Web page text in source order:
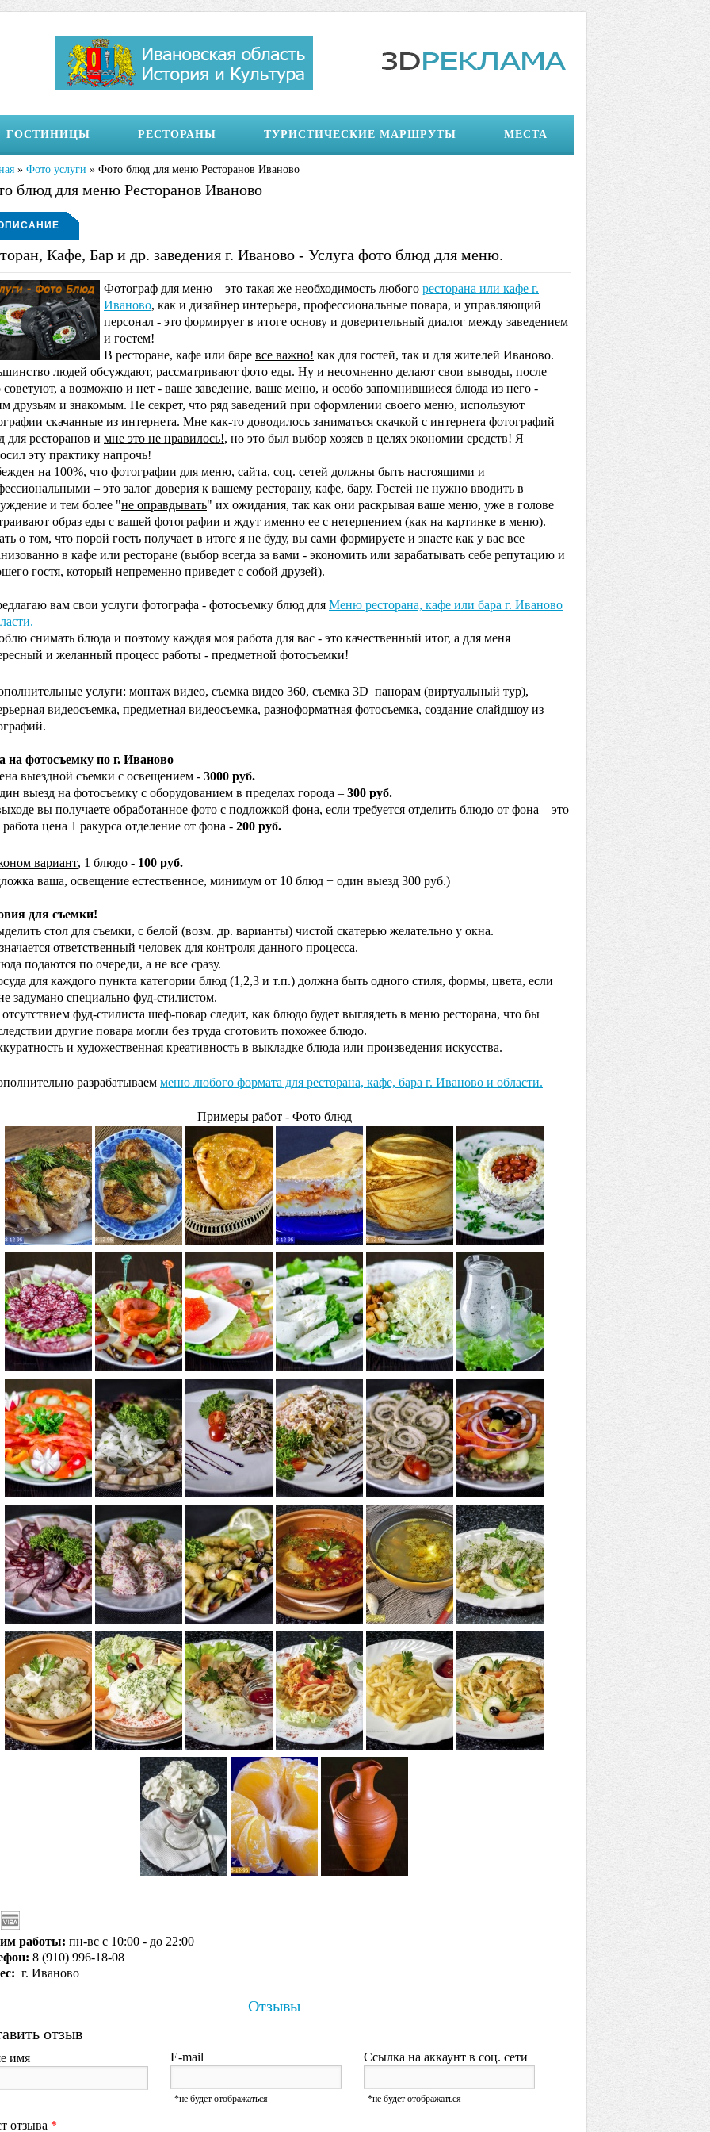
ГОСТИНИЦЫ РЕСТОРАНЫ ТУРИСТИЧЕСКИЕ МАРШРУТЫ МЕСТА
» Фото услуги » Фото блюд для меню Ресторанов Иваново
блюд для меню Ресторанов Иваново
на странице
Кафе, Бар и др. заведения г. Иваново - Услуга фото блюд для меню.
Фотограф для меню – это такая же необходимость любого ресторана или кафе г.
Иваново, как и дизайнер интерьера, профессиональные повара, и управляющий
персонал - это формирует в итоге основу и доверительный диалог между заведением
и гостем!
В ресторане, кафе или баре все важно! как для гостей, так и для жителей Иваново.
людей обсуждают, рассматривают фото еды. Ну и несомненно делают свои выводы, после
советуют, а возможно и нет - ваше заведение, ваше меню, и особо запомнившиеся блюда из него -
друзьям и знакомым. Не секрет, что ряд заведений при оформлении своего меню, используют
скачанные из интернета. Мне как-то доводилось заниматься скачкой с интернета фотографий
для ресторанов и мне это не нравилось!, но это был выбор хозяев в целях экономии средств! Я
эту практику напрочь!
на 100%, что фотографии для меню, сайта, соц. сетей должны быть настоящими и
– это залог доверия к вашему ресторану, кафе, бару. Гостей не нужно вводить в
и тем более "не оправдывать" их ожидания, так как они раскрывая ваше меню, уже в голове
образ еды с вашей фотографии и ждут именно ее с нетерпением (как на картинке в меню).
о том, что порой гость получает в итоге я не буду, вы сами формируете и знаете как у вас все
в кафе или ресторане (выбор всегда за вами - экономить или зарабатывать себе репутацию и
гостя, который непременно приведет с собой друзей).
вам свои услуги фотографа - фотосъемку блюд для Меню ресторана, кафе или бара г. Иваново
снимать блюда и поэтому каждая моя работа для вас - это качественный итог, а для меня
и желанный процесс работы - предметной фотосъемки!
услуги: монтаж видео, съемка видео 360, съемка 3D панорам (виртуальный тур),
видеосъемка, предметная видеосъемка, разноформатная фотосъемка, создание слайдшоу из
на фотосъемку по г. Иваново
выездной съемки с освещением - 3000 руб.
выезд на фотосъемку с оборудованием в пределах города – 300 руб.
вы получаете обработанное фото с подложкой фона, если требуется отделить блюдо от фона – это
цена 1 ракурса отделение от фона - 200 руб.
вариант, 1 блюдо - 100 руб.
ваша, освещение естественное, минимум от 10 блюд + один выезд 300 руб.)
для съемки!
стол для съемки, с белой (возм. др. варианты) чистой скатерью желательно у окна.
ответственный человек для контроля данного процесса.
подаются по очереди, а не все сразу.
для каждого пункта категории блюд (1,2,3 и т.п.) должна быть одного стиля, формы, цвета, если
задумано специально фуд-стилистом.
фуд-стилиста шеф-повар следит, как блюдо будет выглядеть в меню ресторана, что бы
другие повара могли без труда сготовить похожее блюдо.
и художественная креативность в выкладке блюда или произведения искусства.
разрабатываем меню любого формата для ресторана, кафе, бара г. Иваново и области.
Примеры работ - Фото блюд
работы: пн-вс с 10:00 - до 22:00
8 (910) 996-18-08
г. Иваново
Отзывы
отзыв
имя E-mail
*не будет отображаться
Ссылка на аккаунт в соц. сети
*не будет отображаться
отзыва *